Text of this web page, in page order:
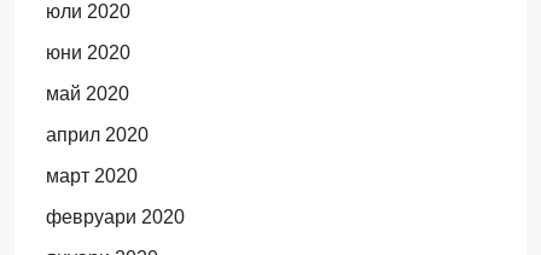
юли 2020
юни 2020
май 2020
април 2020
март 2020
февруари 2020